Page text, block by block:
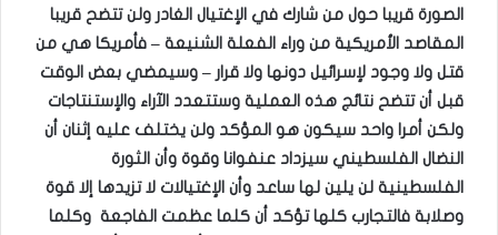
الصورة قريبا حول من شارك في الإغتيال الغادر ولن تتضح قريبا
المقاصد الأمريكية من وراء الفعلة الشنيعة – فأمريكا هي من
قتل ولا وجود لإسرائيل دونها ولا قرار – وسيمضي بعض الوقت
قبل أن تتضح نتائج هذه العملية وستتعدد الآراء والإستنتاجات
ولكن أمرا واحد سيكون هو المؤكد ولن يختلف عليه إثنان أن
النضال الفلسطيني سيزداد عنفوانا وقوة وأن الثورة
الفلسطينية لن يلين لها ساعد وأن الإغتيالات لا تزيدها إلا قوة
وصلابة فالتجارب كلها تؤكد أن كلما عظمت الفاجعة وكلما